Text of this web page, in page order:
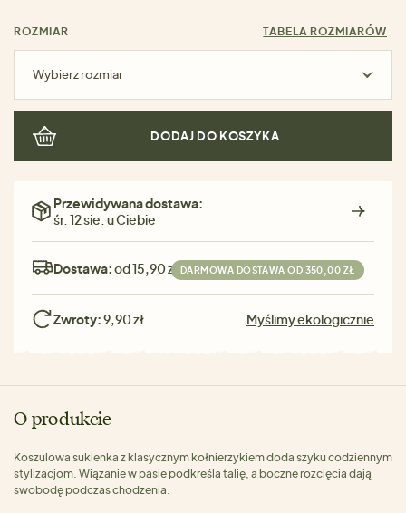
ROZMIAR TABELA ROZMIARÓW
Wybierz rozmiar
DODAJ DO KOSZYKA
Przewidywana dostawa:
śr. 12 sie. u Ciebie
Dostawa:od 15,90 zł DARMOWA DOSTAWA OD 350,00 ZŁ
Zwroty:9,90 zł Myślimy ekologicznie
O produkcie
Koszulowa sukienka z klasycznym kołnierzykiem doda szyku codziennym
stylizacjom. Wiązanie w pasie podkreśla talię, a boczne rozcięcia dają
swobodę podczas chodzenia.